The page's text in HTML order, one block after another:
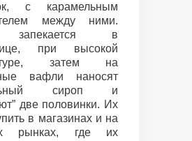
с карамельным
между ними.
запекается в
при высокой
затем на
вафли наносят
сироп и
две половинки. Их
в магазинах и на
рынках, где их